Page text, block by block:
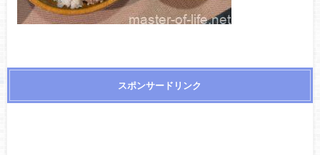
スポンサードリンク